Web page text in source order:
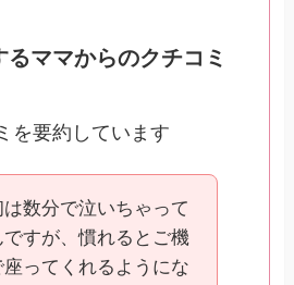
るママからのクチコミ
を要約しています
は数分で泣いちゃって
ですが、慣れるとご機
座ってくれるようにな